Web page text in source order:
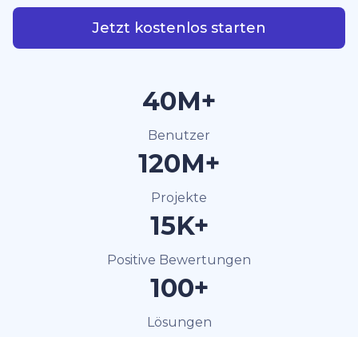
Jetzt kostenlos starten
40M+
Benutzer
120M+
Projekte
15K+
Positive Bewertungen
100+
Lösungen